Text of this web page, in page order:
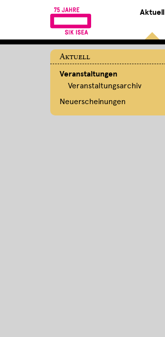
Aktuell
Aktuell
Veranstaltungen
Veranstaltungsarchiv
Neuerscheinungen